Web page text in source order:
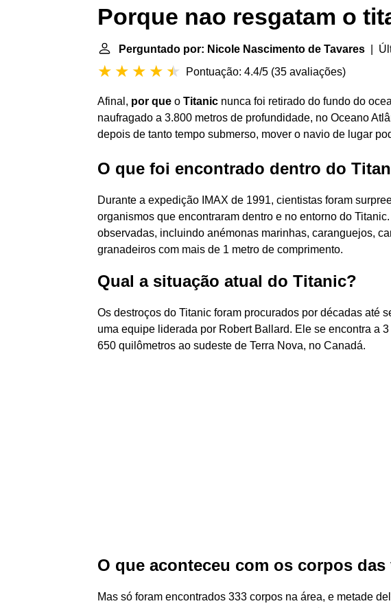
Porque nao resgatam o
Perguntado por: Nicole Nascimento de Tavares |
Pontuação: 4.4/5 (35 avaliações)
Afinal, por que o Titanic nunca foi retirado do fundo do
naufragado a 3.800 metros de profundidade, no Oceano
depois de tanto tempo submerso, mover o navio de lugar
O que foi encontrado dentro do
Durante a expedição IMAX de 1991, cientistas foram
organismos que encontraram dentro e no entorno do
observadas, incluindo anémonas marinhas, caranguejos,
granadeiros com mais de 1 metro de comprimento.
Qual a situação atual do Titanic?
Os destroços do Titanic foram procurados por décadas até
uma equipe liderada por Robert Ballard. Ele se encontra a
650 quilômetros ao sudeste de Terra Nova, no Canadá.
O que aconteceu com os corpos
Mas só foram encontrados 333 corpos na área, e metade